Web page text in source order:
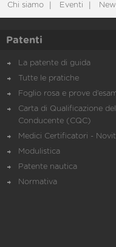
Chi siamo Eventi
Patenti
La patente di guida
Tutte le pratiche
Foglio rosa e prove
Carta di Qualificazione del
Conducente (CQC)
Medici Certificatori -
Modulistica
Patente nautica
Normativa